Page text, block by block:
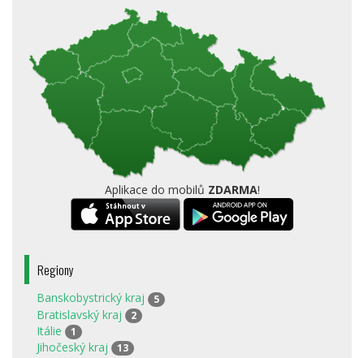
Aplikace do mobilů ZDARMA!
Regiony
Banskobystrický kraj 5
Bratislavský kraj 2
Itálie 1
Jihočeský kraj 13